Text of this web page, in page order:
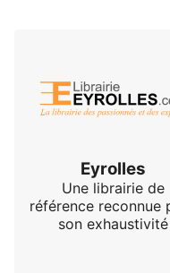
Eyrolles
Une librairie de
référence reconnue
son exhaustivité